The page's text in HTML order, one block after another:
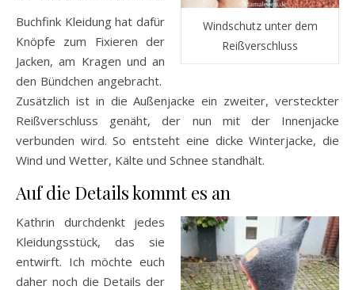
Windschutz unter dem
Reißverschluss
Buchfink Kleidung hat dafür
Knöpfe zum Fixieren der
Jacken, am Kragen und an
den Bündchen angebracht.
Zusätzlich ist in die Außenjacke ein zweiter, versteckter
Reißverschluss genäht, der nun mit der Innenjacke
verbunden wird. So entsteht eine dicke Winterjacke, die
Wind und Wetter, Kälte und Schnee standhält.
Auf die Details kommt es an
Kathrin durchdenkt jedes
Kleidungsstück, das sie
entwirft. Ich möchte euch
daher noch die Details der